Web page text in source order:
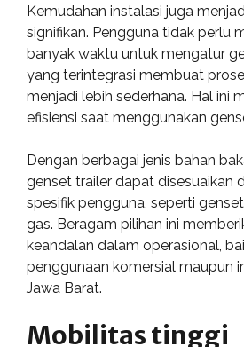
Kemudahan instalasi juga
signifikan. Pengguna tidak perlu
banyak waktu untuk mengatur
yang terintegrasi membuat
menjadi lebih sederhana. Hal ini
efisiensi saat menggunakan
Dengan berbagai jenis bahan
genset trailer dapat disesuaikan
spesifik pengguna, seperti
gas. Beragam pilihan ini
keandalan dalam operasional,
penggunaan komersial maupun
Jawa Barat.
Mobilitas tinggi